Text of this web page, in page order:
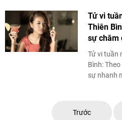
Tử vi
Thiên
sự chăm
Tử vi tuần
Bình:
sự nhanh
Trước